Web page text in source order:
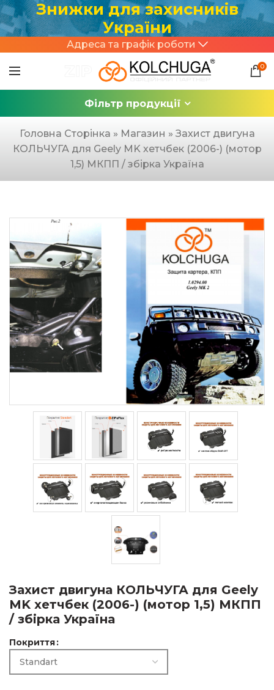
Знижки для захисників
України
Адреса та графік роботи
0
Фільтр продукції
Головна Сторінка » Магазин » Захист двигуна
КОЛЬЧУГА для Geely MK хетчбек (2006-) (мотор
1,5) МКПП / збірка Україна
Захист двигуна КОЛЬЧУГА для Geely
MK хетчбек (2006-) (мотор 1,5) МКПП
/ збірка Україна
Покриття